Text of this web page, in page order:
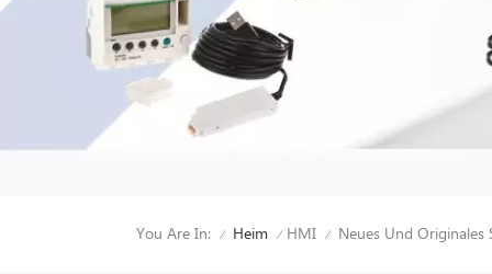
You Are In: / Heim / HMI / Neues Und